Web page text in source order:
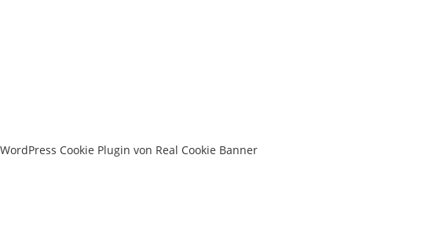
WordPress Cookie Plugin von Real Cookie Banner